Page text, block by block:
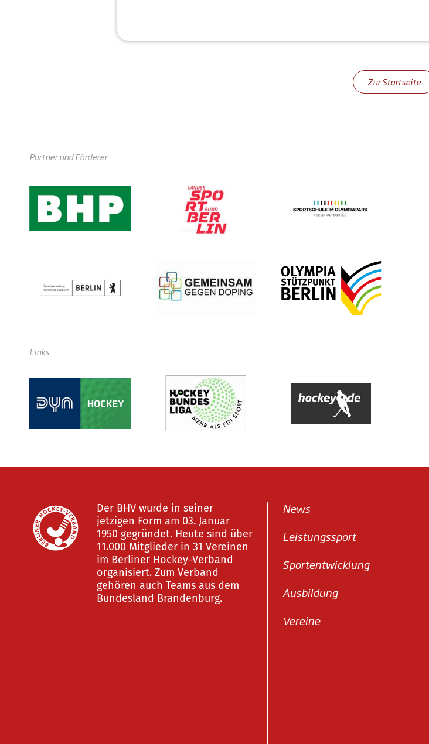
Zur Startseite
Partner und Förderer
Links
Der BHV wurde in seiner
jetzigen Form am 03. Januar
1950 gegründet. Heute sind über
11.000 Mitglieder in 31 Vereinen
im Berliner Hockey-Verband
organisiert. Zum Verband
gehören auch Teams aus dem
Bundesland Brandenburg.
News
Leistungssport
Sportentwicklung
Ausbildung
Vereine